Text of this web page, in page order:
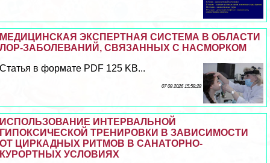
МЕДИЦИНСКАЯ ЭКСПЕРТНАЯ СИСТЕМА В ОБЛАСТИ
ЛОР-ЗАБОЛЕВАНИЙ, СВЯЗАННЫХ С НАСМОРКОМ
Статья в формате PDF 125 KB...
07 08 2026 15:58:28
ИСПОЛЬЗОВАНИЕ ИНТЕРВАЛЬНОЙ
ГИПОКСИЧЕСКОЙ ТРЕНИРОВКИ В ЗАВИСИМОСТИ
ОТ ЦИРКАДНЫХ РИТМОВ В САНАТОРНО-
КУРОРТНЫХ УСЛОВИЯХ